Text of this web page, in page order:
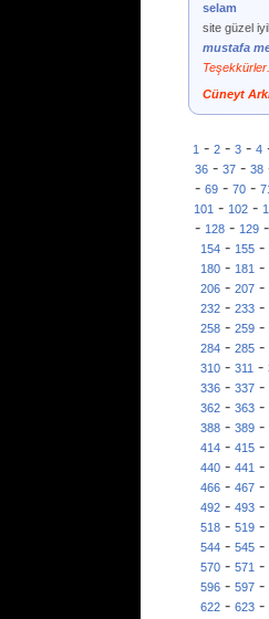
selam
site güzel
mustafa
Teşekkürler.
Cüneyt
1- 2- 3- 4
36- 37- 38
- 69 - 70 -
101 - 102 -
- 128 - 129 -
154- 155-
180- 181-
206 - 207 -
232- 233-
258- 259-
284- 285-
310 - 311 -
336- 337-
362- 363-
388 - 389 -
414- 415-
440- 441-
466- 467-
492 - 493 -
518- 519-
544- 545-
570- 571-
596 - 597 -
622- 623-